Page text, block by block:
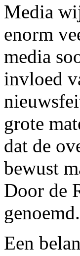
Media
enorm
media
invloed
grote
dat de
bewust
Door de
genoemd.
Een